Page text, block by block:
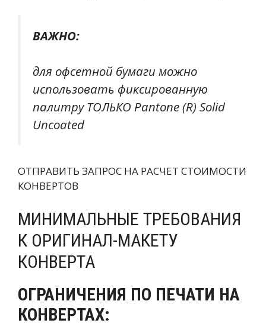
ВАЖНО:
для офсетной бумаги можно
использовать фиксированную
палитру ТОЛЬКО Pantone (R) Solid
Uncoated
ОТПРАВИТЬ ЗАПРОС НА РАСЧЕТ СТОИМОСТИ
КОНВЕРТОВ
МИНИМАЛЬНЫЕ ТРЕБОВАНИЯ
К ОРИГИНАЛ-МАКЕТУ
КОНВЕРТА
ОГРАНИЧЕНИЯ ПО ПЕЧАТИ НА
КОНВЕРТАХ: